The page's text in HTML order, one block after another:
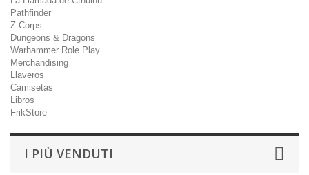
Pathfinder
Z-Corps
Dungeons & Dragons
Warhammer Role Play
Merchandising
Llaveros
Camisetas
Libros
FrikStore
I PIÙ VENDUTI